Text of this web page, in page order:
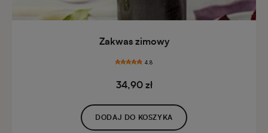
Zakwas zimowy
4.8
34,90 zł
DODAJ DO KOSZYKA